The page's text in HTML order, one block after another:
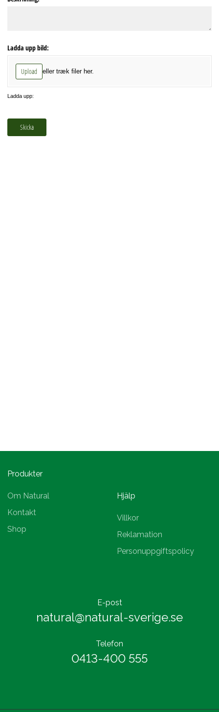
Produkter
Om Natural
Kontakt
Shop
Hjälp
Villkor
Reklamation
Personuppgiftspolicy
E-post
natural@natural-sverige.se
Telefon
0413-400 555